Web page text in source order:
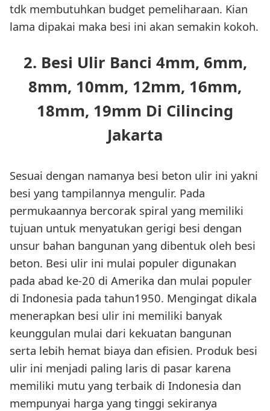
tdk membutuhkan budget pemeliharaan. Kian
lama dipakai maka besi ini akan semakin kokoh.
2. Besi Ulir Banci 4mm, 6mm,
8mm, 10mm, 12mm, 16mm,
18mm, 19mm Di Cilincing
Jakarta
Sesuai dengan namanya besi beton ulir ini yakni
besi yang tampilannya mengulir. Pada
permukaannya bercorak spiral yang memiliki
tujuan untuk menyatukan gerigi besi dengan
unsur bahan bangunan yang dibentuk oleh besi
beton. Besi ulir ini mulai populer digunakan
pada abad ke-20 di Amerika dan mulai populer
di Indonesia pada tahun1950. Mengingat dikala
menerapkan besi ulir ini memiliki banyak
keunggulan mulai dari kekuatan bangunan
serta lebih hemat biaya dan efisien. Produk besi
ulir ini menjadi paling laris di pasar karena
memiliki mutu yang terbaik di Indonesia dan
mempunyai harga yang tinggi sekiranya